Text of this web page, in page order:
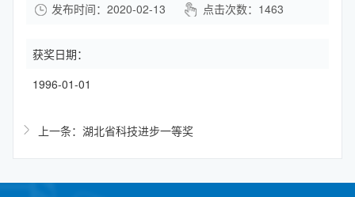
发布时间：2020-02-13 点击次数： 1463
获奖日期：
1996-01-01
上一条：湖北省科技进步一等奖